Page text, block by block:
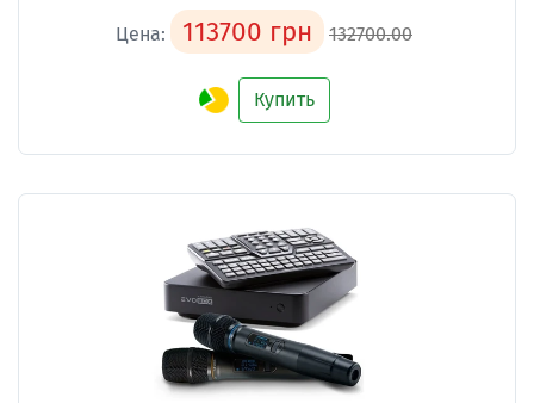
Цена: 113700 грн 132700.00
Купить